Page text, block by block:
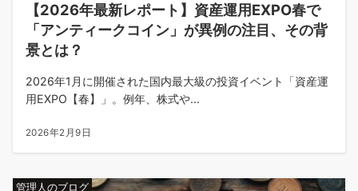
【2026年最新レポート】資産運用EXPO春で
「アンティークコイン」が異例の注目、その背
景とは？
2026年1月に開催された国内最大級の投資イベント「資産運
用EXPO【春】」。例年、株式や...
2026年2月9日
管理人のブログ